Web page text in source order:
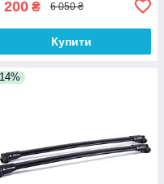
200 ₴ 6 050 ₴
Купити